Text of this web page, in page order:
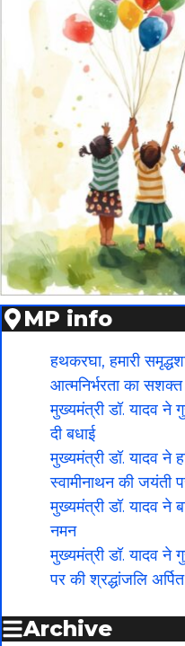
MP info
हथकरघा, हमारी
आत्मनिर्भरता का
मुख्यमंत्री डॉ. यादव ने
दी बधाई
मुख्यमंत्री डॉ. यादव ने
स्वामीनाथन की जयंती
मुख्यमंत्री डॉ. यादव ने
नमन
मुख्यमंत्री डॉ. यादव ने
पर की श्रद्धांजलि अर्पित
Archive